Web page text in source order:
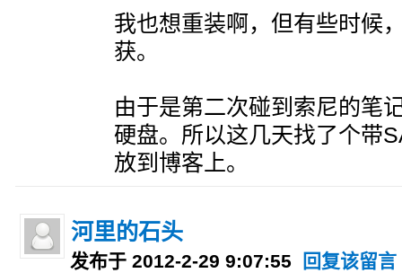
我也想重装啊，但有些时候
获。
由于是第二次碰到索尼的笔
硬盘。所以这几天找了个带
放到博客上。
河里的石头
发布于 2012-2-29 9:07:55 回复该留言